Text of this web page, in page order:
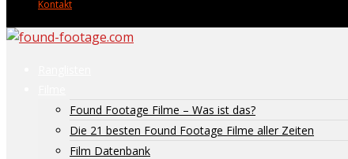
Kontakt
Found Footage Filme – Was ist das?
Die 21 besten Found Footage Filme aller Zeiten
Film Datenbank